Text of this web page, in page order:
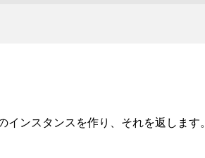
ンスタンスを作り、それを返します。